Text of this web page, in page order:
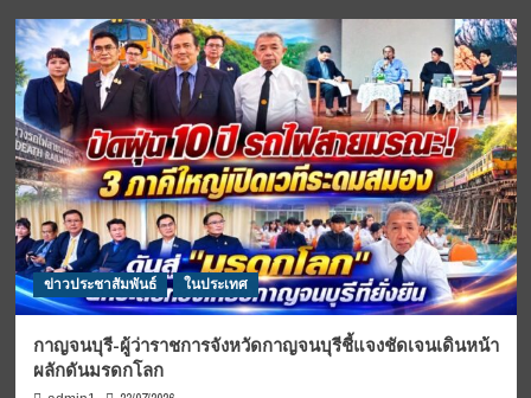
ข่าวประชาสัมพันธ์ ในประเทศ
กาญจนบุรี-ผู้ว่าราชการจังหวัดกาญจนบุรีชี้แจงชัดเจนเดินหน้า
ผลักดันมรดกโลก